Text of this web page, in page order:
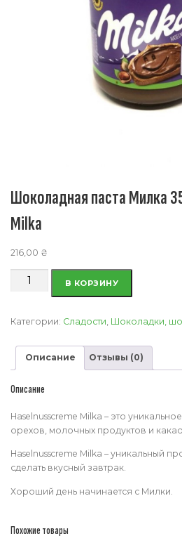
Шоколадная паста Милка
Milka
216,00 ₴
Количество
паста
350
Haselnusscreme
Milka
В КОРЗИНУ
Категории: Сладости Шоколадки,
Описание Отзывы (0)
Описание
Haselnusscreme Milka – это
орехов, молочных продуктов и
Haselnusscreme Milka – уникальный
сделать вкусный завтрак.
Хороший день начинается с Милки.
Похожие товары